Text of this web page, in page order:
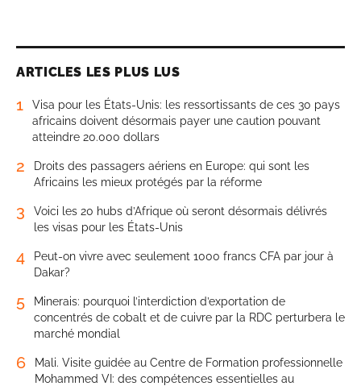
ARTICLES LES PLUS LUS
1
Visa pour les États-Unis: les ressortissants de ces 30 pays
africains doivent désormais payer une caution pouvant
atteindre 20.000 dollars
2
Droits des passagers aériens en Europe: qui sont les
Africains les mieux protégés par la réforme
3
Voici les 20 hubs d’Afrique où seront désormais délivrés
les visas pour les États-Unis
4
Peut-on vivre avec seulement 1000 francs CFA par jour à
Dakar?
5
Minerais: pourquoi l’interdiction d’exportation de
concentrés de cobalt et de cuivre par la RDC perturbera le
marché mondial
6
Mali. Visite guidée au Centre de Formation professionnelle
Mohammed VI: des compétences essentielles au